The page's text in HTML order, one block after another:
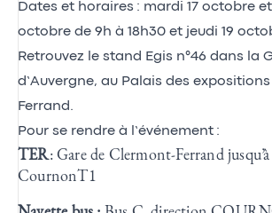
Dates et horaires : mardi 17 octobre
octobre de 9h à 18h30 et jeudi 19
Retrouvez le stand Egis n°46 dans la
d’Auvergne, au Palais des
Ferrand.
Pour se rendre à l’événement :
TER: Gare de Clermont-Ferrand jusqu’à
CournonT1